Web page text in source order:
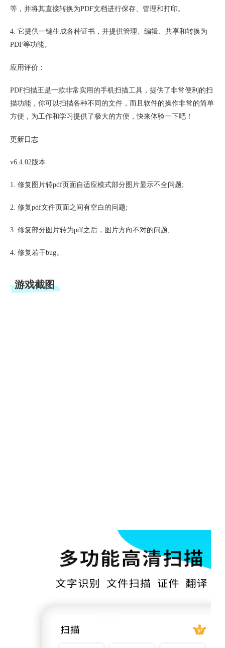
等，并将其直接转换为PDF文档进行保存、管理和打印。
4. 它提供一键生成各种证书，并提供管理、编辑、共享和转换为
PDF等功能。
应用评价：
PDF扫描王是一款非常实用的手机扫描工具，提供了非常便利的扫
描功能，你可以扫描各种不同的文件，而且软件的操作非常的简单
方便，为工作和学习提供了极大的方便，快来体验一下吧！
更新日志
v6.4.02版本
1. 修复图片转pdf页面自适应模式部分图片显示不全问题;
2. 修复pdf文件页面之间有空白的问题;
3. 修复部分图片转为pdf之后，图片方向不对的问题;
4. 修复若干bug。
游戏截图